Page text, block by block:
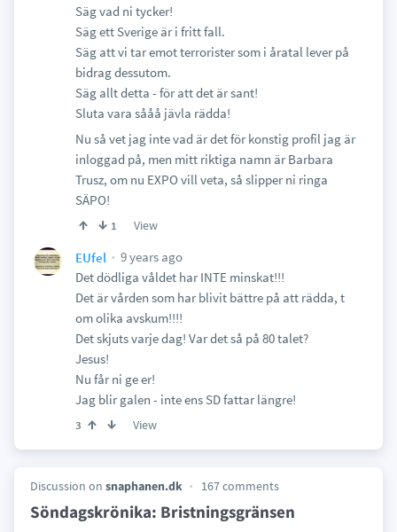
Säg vad ni tycker!
Säg ett Sverige är i fritt fall.
Säg att vi tar emot terrorister som i åratal lever på
bidrag dessutom.
Säg allt detta - för att det är sant!
Sluta vara sååå jävla rädda!
Nu så vet jag inte vad är det för konstig profil jag är
inloggad på, men mitt riktiga namn är Barbara
Trusz, om nu EXPO vill veta, så slipper ni ringa
SÄPO!
1 View
EUfel
9 years ago
Det dödliga våldet har INTE minskat!!!
Det är vården som har blivit bättre på att rädda, t
om olika avskum!!!!
Det skjuts varje dag! Var det så på 80 talet?
Jesus!
Nu får ni ge er!
Jag blir galen - inte ens SD fattar längre!
3 View
Discussion on snaphanen.dk 167 comments
Söndagskrönika: Bristningsgränsen